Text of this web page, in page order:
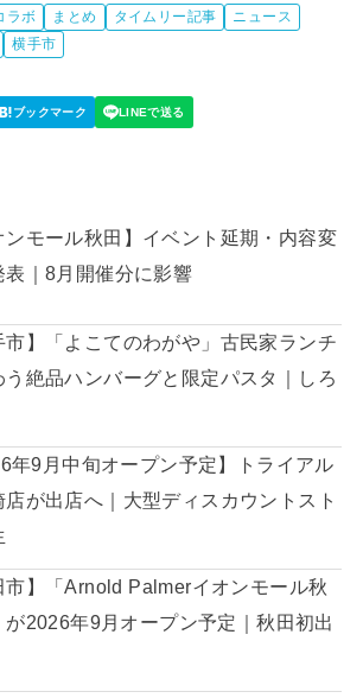
ラボ まとめ タイムリー記事
ニュース
横手市
ンモール秋田】イベント延期・内容変
表｜8月開催分に影響
市】「よこてのわがや」古民家ランチ
う絶品ハンバーグと限定パスタ｜しろ
年9月中旬オープン予定】トライアル
店が出店へ｜大型ディスカウントスト
市】「Arnold Palmerイオンモール秋
が2026年9月オープン予定｜秋田初出